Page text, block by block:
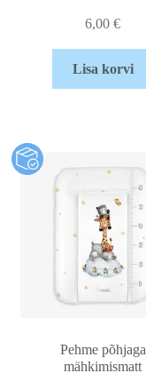
6,00€
Lisa korvi
Pehme põhjaga
mähkimismatt